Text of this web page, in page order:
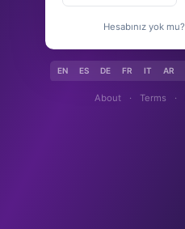
Hesabınız yok mu?
EN ES DE FR IT AR
About · Terms ·